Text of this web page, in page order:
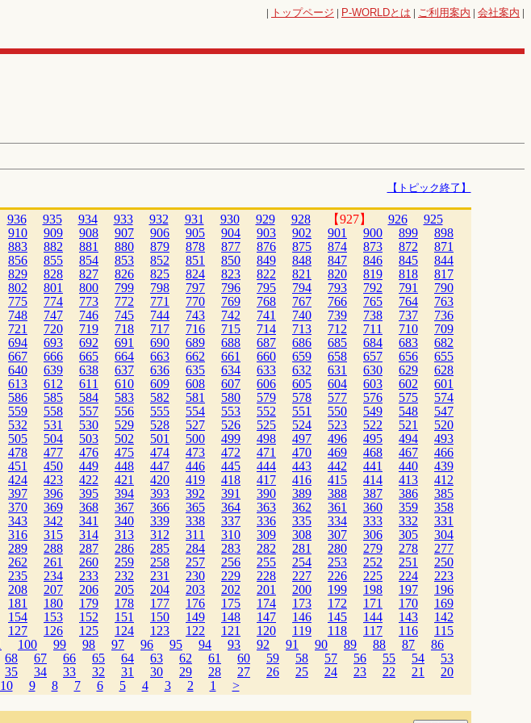
| トップページ | P-WORLDとは | ご利用案内 | 会社案内 |
【トピック終了】
936 935 934 933 932 931 930 929 928 【927】 926
925
910 909 908 907 906 905 904 903 902 901 900 899
898
883 882 881 880 879 878 877 876 875 874 873 872
871
856 855 854 853 852 851 850 849 848 847 846 845
844
829 828 827 826 825 824 823 822 821 820 819 818
817
802 801 800 799 798 797 796 795 794 793 792 791
790
775 774 773 772 771 770 769 768 767 766 765 764
763
748 747 746 745 744 743 742 741 740 739 738 737
736
721 720 719 718 717 716 715 714 713 712 711 710
709
694 693 692 691 690 689 688 687 686 685 684 683
682
667 666 665 664 663 662 661 660 659 658 657 656
655
640 639 638 637 636 635 634 633 632 631 630 629
628
613 612 611 610 609 608 607 606 605 604 603 602
601
586 585 584 583 582 581 580 579 578 577 576 575
574
559 558 557 556 555 554 553 552 551 550 549 548
547
532 531 530 529 528 527 526 525 524 523 522 521
520
505 504 503 502 501 500 499 498 497 496 495 494
493
478 477 476 475 474 473 472 471 470 469 468 467
466
451 450 449 448 447 446 445 444 443 442 441 440
439
424 423 422 421 420 419 418 417 416 415 414 413
412
397 396 395 394 393 392 391 390 389 388 387 386
385
370 369 368 367 366 365 364 363 362 361 360 359
358
343 342 341 340 339 338 337 336 335 334 333 332
331
316 315 314 313 312 311 310 309 308 307 306 305
304
289 288 287 286 285 284 283 282 281 280 279 278
277
262 261 260 259 258 257 256 255 254 253 252 251
250
235 234 233 232 231 230 229 228 227 226 225 224
223
208 207 206 205 204 203 202 201 200 199 198 197
196
181 180 179 178 177 176 175 174 173 172 171 170
169
154 153 152 151 150 149 148 147 146 145 144 143
142
127 126 125 124 123 122 121 120 119 118 117 116
115
100 99 98 97 96 95 94 93 92 91 90 89 88 87
86
68 67 66 65 64 63 62 61 60 59 58 57 56 55 54
53
35 34 33 32 31 30 29 28 27 26 25 24 23 22 21
20
10 9 8 7 6 5 4 3 2 1 >